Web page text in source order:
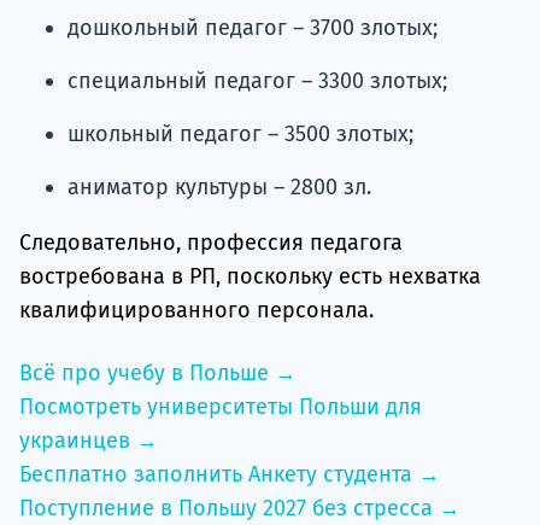
дошкольный педагог – 3700 злотых;
специальный педагог – 3300 злотых;
школьный педагог – 3500 злотых;
аниматор культуры – 2800 зл.
Следовательно, профессия педагога
востребована в РП, поскольку есть нехватка
квалифицированного персонала.
Всё про учебу в Польше →
Посмотреть университеты Польши для
украинцев →
Бесплатно заполнить Анкету студента →
Поступление в Польшу 2027 без стресса →